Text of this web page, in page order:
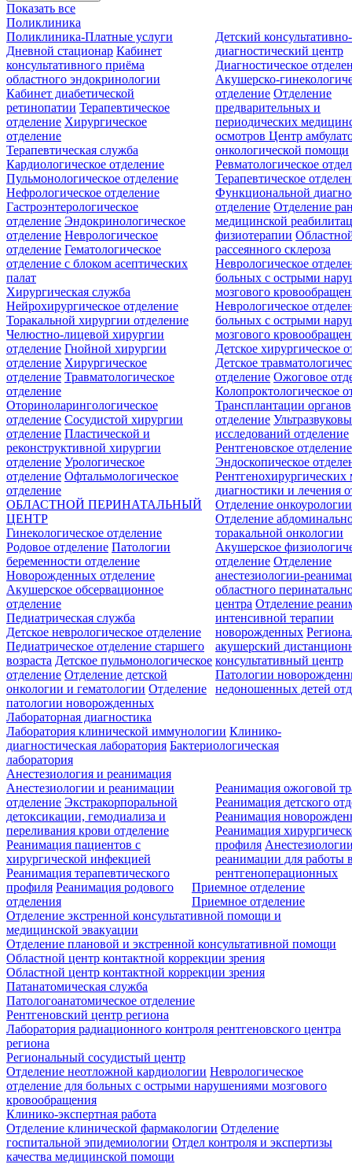
Показать все
Поликлиника
Поликлиника-Платные услуги
Дневной стационар Кабинет
консультативного приёма
областного эндокринологии
Кабинет диабетической
ретинопатии Терапевтическое
отделение Хирургическое
отделение
Детский консультативно-
диагностический центр
Диагностическое
Акушерско-
отделение Отделение
предварительных и
периодических
осмотровЦентр
онкологической помощи
Терапевтическая служба
Кардиологическое отделение
Пульмонологическое отделение
Нефрологическое отделение
Гастроэнтерологическое
отделение Эндокринологическое
отделение Неврологическое
отделение Гематологическое
отделение c блоком асептических
палат
Ревматологическое
Терапевтическое
Функциональной
отделение Отделение
медицинской
физиотерапии
рассеянного склероза
Неврологическое
больных с острыми
мозгового
Неврологическое
больных с острыми
мозгового
Хирургическая служба
Нейрохирургическое отделение
Торакальной хирургии отделение
Челюстно-лицевой хирургии
отделение Гнойной хирургии
отделение Хирургическое
отделение Травматологическое
отделение
Оториноларингологическое
отделение Сосудистой хирургии
отделение Пластической и
реконструктивной хирургии
отделение Урологическое
отделение Офтальмологическое
отделение
Детское хирургическое
Детское
отделение Ожоговое
Колопроктологическое
Трансплантации органов
отделение
исследований отделение
Рентгеновское отделение
Эндоскопическое
Рентгенохирургических
диагностики и лечения
Отделение онкоурологии
Отделение
торакальной онкологии
ОБЛАСТНОЙ ПЕРИНАТАЛЬНЫЙ
ЦЕНТР
Гинекологическое отделение
Родовое отделение Патологии
беременности отделение
Новорожденных отделение
Акушерское обсервационное
отделение
Акушерское
отделение Отделение
анестезиологии-
областного
центра Отделение
интенсивной терапии
новорожденных
акушерский
консультативный центр
Патологии
недоношенных детей
Педиатрическая служба
Детское неврологическое отделение
Педиатрическое отделение старшего
возраста Детское пульмонологическое
отделение Отделение детской
онкологии и гематологии Отделение
патологии новорожденных
Лабораторная диагностика
Лаборатория клинической иммунологии Клинико-
диагностическая лаборатория Бактериологическая
лаборатория
Анестезиология и реанимация
Анестезиологии и реанимации
отделение Экстракорпоральной
детоксикации, гемодиализа и
переливания крови отделение
Реанимация пациентов с
хирургической инфекцией
Реанимация терапевтического
профиля Реанимация родового
отделения
Реанимация ожоговой
Реанимация детского
Реанимация
Реанимация
профиля
реанимации для работы
рентгеноперационных
Приемное отделение
Приемное отделение
Отделение экстренной консультативной помощи и
медицинской эвакуации
Отделение плановой и экстренной консультативной помощи
Областной центр контактной коррекции зрения
Областной центр контактной коррекции зрения
Патанатомическая служба
Патологоанатомическое отделение
Рентгеновский центр региона
Лаборатория радиационного контроля рентгеновского центра
региона
Региональный сосудистый центр
Отделение неотложной кардиологии Неврологическое
отделение для больных с острыми нарушениями мозгового
кровообращения
Клинико-экспертная работа
Отделение клинической фармакологии Отделение
госпитальной эпидемиологии Отдел контроля и экспертизы
качества медицинской помощи